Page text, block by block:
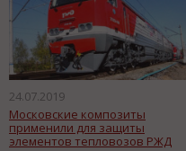
24.07.2019
Московские композиты
применили для защиты
элементов тепловозов РЖД